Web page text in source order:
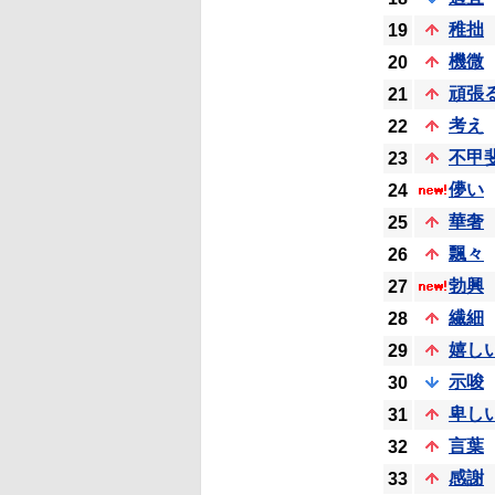
19
稚拙
20
機微
21
頑張
22
考え
23
不甲
24
儚い
25
華奢
26
飄々
27
勃興
28
繊細
29
嬉し
30
示唆
31
卑し
32
言葉
33
感謝